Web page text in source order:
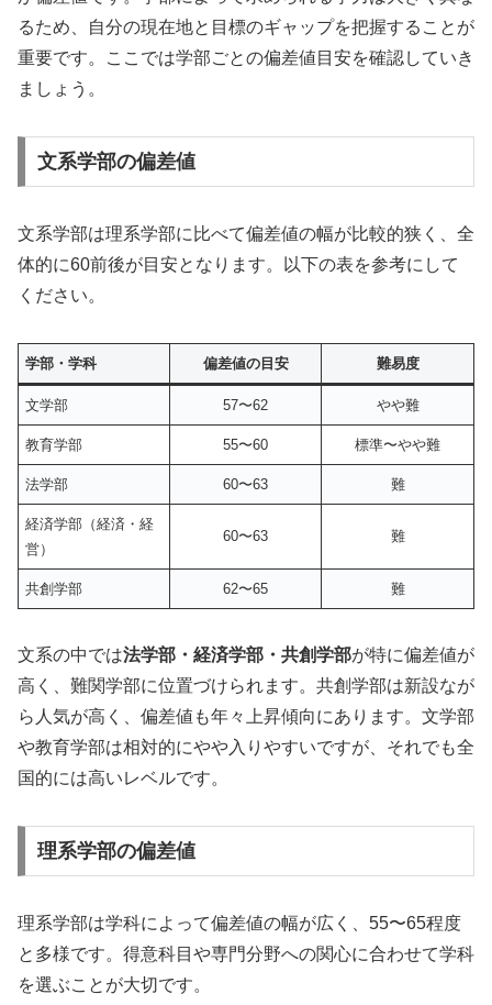
るため、自分の現在地と目標のギャップを把握することが
重要です。ここでは学部ごとの偏差値目安を確認していき
ましょう。
文系学部の偏差値
文系学部は理系学部に比べて偏差値の幅が比較的狭く、全
体的に60前後が目安となります。以下の表を参考にして
ください。
学部・学科 偏差値の目安 難易度
文学部 57〜62 やや難
教育学部 55〜60 標準〜やや難
法学部 60〜63 難
経済学部（経済・経
営）
60〜63 難
共創学部 62〜65 難
文系の中では法学部・経済学部・共創学部が特に偏差値が
高く、難関学部に位置づけられます。共創学部は新設なが
ら人気が高く、偏差値も年々上昇傾向にあります。文学部
や教育学部は相対的にやや入りやすいですが、それでも全
国的には高いレベルです。
理系学部の偏差値
理系学部は学科によって偏差値の幅が広く、55〜65程度
と多様です。得意科目や専門分野への関心に合わせて学科
を選ぶことが大切です。